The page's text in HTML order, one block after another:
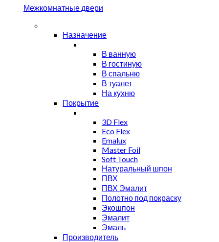
Межкомнатные двери
Назначение
В ванную
В гостиную
В спальню
В туалет
На кухню
Покрытие
3D Flex
Eco Flex
Emalux
Master Foil
Soft Touch
Натуральный шпон
ПВХ
ПВХ Эмалит
Полотно под покраску
Экошпон
Эмалит
Эмаль
Производитель